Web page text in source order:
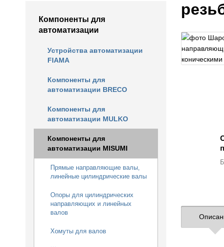
Компоненты для
автоматизации
Устройства автоматизации
FIAMA
Компоненты для
автоматизации BRECO
Компоненты для
автоматизации MULKO
Компоненты для
автоматизации MISUMI
Прямые направляющие валы,
линейные цилиндрические валы
Опоры для цилиндрических
направляющих и линейных
валов
Хомуты для валов